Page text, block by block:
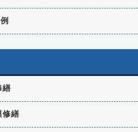
繕
修繕